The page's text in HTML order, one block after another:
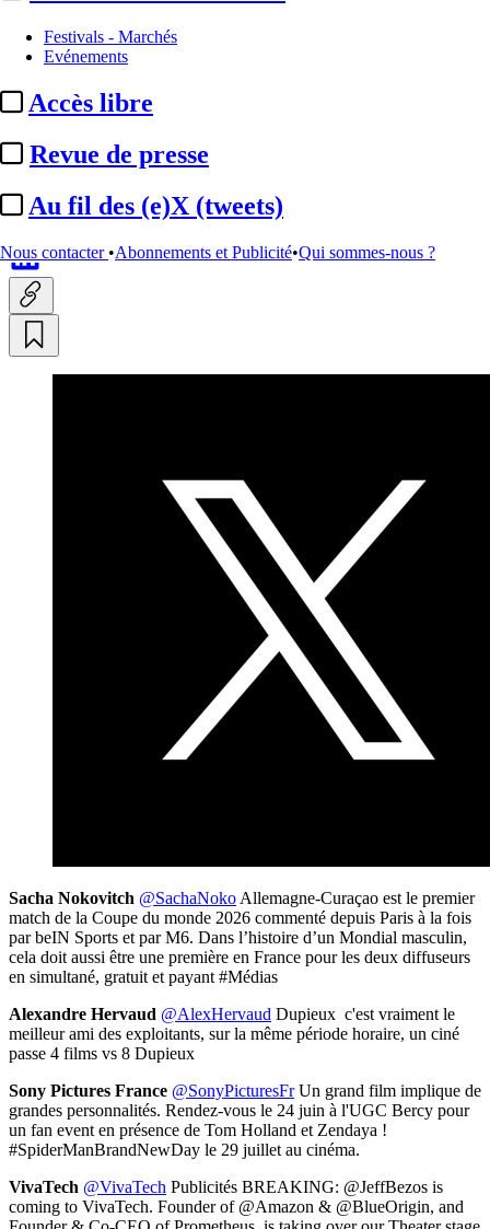
Festivals - Marchés
Evénements
Accès libre
Revue de presse
Au fil des (e)X (tweets)
Nous contacter •Abonnements et Publicité•Qui sommes-nous ?
Au fil des (e)X (tweets) :
Curaçao, Dupieux, Spiderman,
Bezos, dentiste, casting...
Translate
Fr |En
Sacha Nokovitch @SachaNoko Allemagne-Curaçao est le premier
match de la Coupe du monde 2026 commenté depuis Paris à la fois
par beIN Sports et par M6. Dans l’histoire d’un Mondial masculin,
cela doit aussi être une première en France pour les deux diffuseurs
en simultané, gratuit et payant #Médias
Alexandre Hervaud @AlexHervaud Dupieux c'est vraiment le
meilleur ami des exploitants, sur la même période horaire, un ciné
passe 4 films vs 8 Dupieux
Sony Pictures France @SonyPicturesFrUn grand film implique de
grandes personnalités. Rendez-vous le 24 juin à l'UGC Bercy pour
un fan event en présence de Tom Holland et Zendaya !
#SpiderManBrandNewDay le 29 juillet au cinéma.
VivaTech @VivaTech Publicités BREAKING: @JeffBezos is
coming to VivaTech. Founder of @Amazon & @BlueOrigin, and